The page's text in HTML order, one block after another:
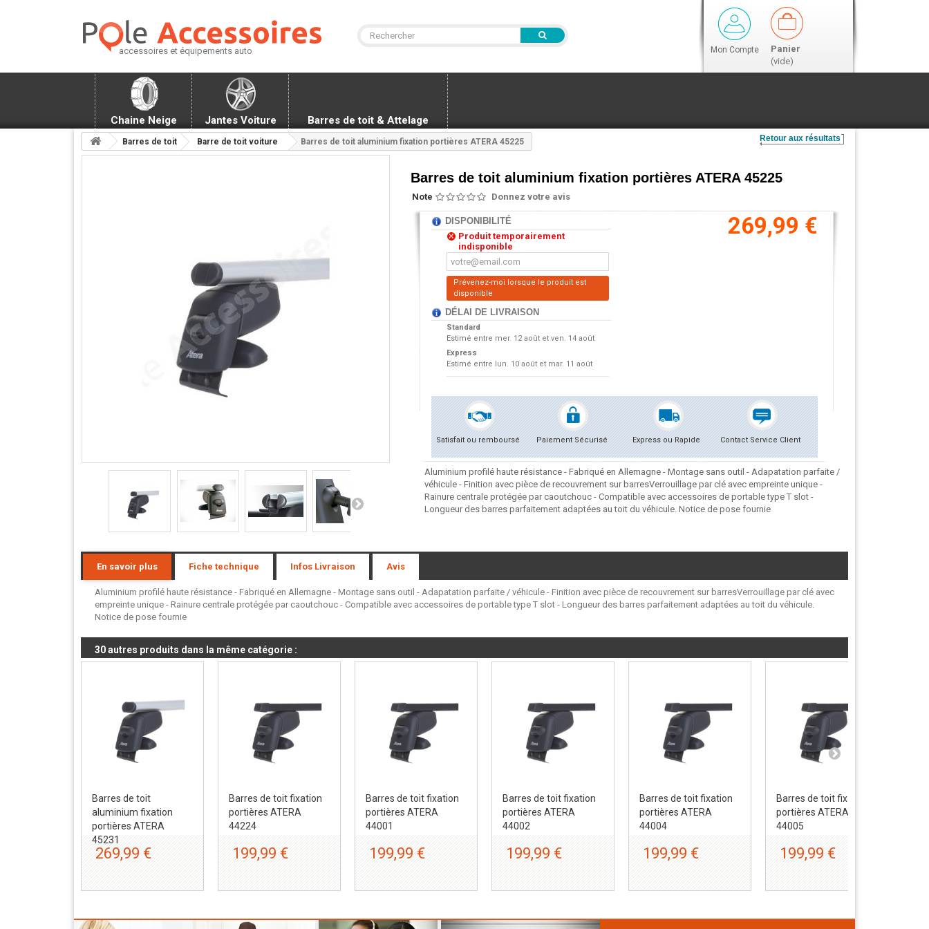
accessoires et équipements auto Mon Compte
Panier
(vide)
Chaine Neige Jantes Voiture Barres de toit & Attelage
Barres de toit Barre de toit voiture Barres de toit aluminium fixation portières ATERA 45225 Retour aux résultats
Barres de toit aluminium fixation portières ATERA 45225
Note Donnez votre avis
DISPONIBILITÉ
Produit temporairement
indisponible
Prévenez-moi lorsque le produit est
disponible
DÉLAI DE LIVRAISON
Standard
Estimé entre mer. 12 août et ven. 14 août
Express
Estimé entre lun. 10 août et mar. 11 août
269,99 €
Satisfait ou remboursé Paiement Sécurisé Express ou Rapide Contact Service Client
Aluminium profilé haute résistance - Fabriqué en Allemagne - Montage sans outil - Adapatation parfaite /
véhicule - Finition avec pièce de recouvrement sur barresVerrouillage par clé avec empreinte unique -
Rainure centrale protégée par caoutchouc - Compatible avec accessoires de portable type T slot -
Longueur des barres parfaitement adaptées au toit du véhicule. Notice de pose fournie
En savoir plus Fiche technique Infos Livraison Avis
Aluminium profilé haute résistance - Fabriqué en Allemagne - Montage sans outil - Adapatation parfaite / véhicule - Finition avec pièce de recouvrement sur barresVerrouillage par clé avec
empreinte unique - Rainure centrale protégée par caoutchouc - Compatible avec accessoires de portable type T slot - Longueur des barres parfaitement adaptées au toit du véhicule.
Notice de pose fournie
30 autres produits dans la même catégorie :
Barres de toit
aluminium fixation
portières ATERA
45231
269,99 €
Barres de toit fixation
portières ATERA
44224
199,99 €
Barres de toit fixation
portières ATERA
44001
199,99 €
Barres de toit fixation
portières ATERA
44002
199,99 €
Barres de toit fixation
portières ATERA
44004
199,99 €
Barres de toit fixation
portières ATERA
44005
199,99 €